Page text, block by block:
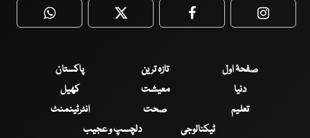
WhatsApp Twitter Facebook
صفحۂ اول تازہ ترین
پاکستان
دنیا
معیشت
کھیل
تعلیم
صحت
انٹرٹینمنٹ
ٹیکنالوجی
دلچسپ و عجیب